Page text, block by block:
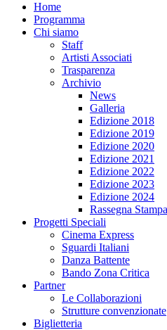
Home
Programma
Chi siamo
Staff
Artisti Associati
Trasparenza
Archivio
News
Galleria
Edizione 2018
Edizione 2019
Edizione 2020
Edizione 2021
Edizione 2022
Edizione 2023
Edizione 2024
Rassegna Stampa
Progetti Speciali
Cinema Express
Sguardi Italiani
Danza Battente
Bando Zona Critica
Partner
Le Collaborazioni
Strutture convenzionate
Biglietteria